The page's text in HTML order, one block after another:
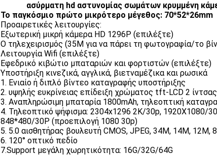
ασύρματη hd αστυνομίας σωμάτων κρυμμένη
Το παγκόσμιο πρώτο μικρότερο μέγεθος: 70*52*26mm
Προαιρετικές λειτουργίες:
Εξωτερική μικρή κάμερα HD 1296P (επιλέξτε)
Ο τηλεχειρισμός (35M για να πάρει τη φωτογραφία/το
Λειτουργία Wifi (επιλέξτε)
Εφεδρικό κιβώτιο μπαταριών και φορτιστών (επιλέξτε)
Υποστήριξη κινεζικά, αγγλικά, βιετναμέζικα και ρωσικά
1. Ενιαίο ή διπλό βίντεο καταγραφής υποστήριξης
2. υψηλής ευκρίνειας επίδειξη χρώματος tft-LCD 2
3. Αναπληρώσιμη μπαταρία 1800mAh, τηλεοπτική
4. Τηλεοπτικό ψήφισμα: 2304x1296 2K/30p, 1920X1080/
848*480/30P (προεπιλογή 1080 30p)
5. 5.0 αισθητήρας βουλευτή CMOS, JPEG, 34M, 14M,
6. 120° οπτικό πεδίο
7.Support μεγάλη χωρητικότητα: 16G/32G/64G